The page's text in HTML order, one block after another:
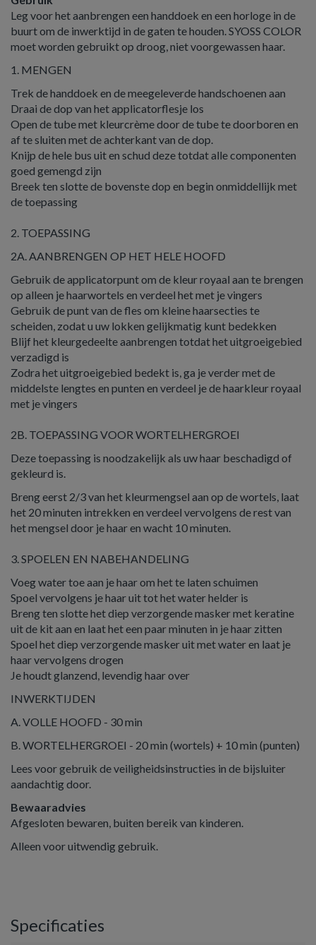
Leg voor het aanbrengen een handdoek en een horloge in de
buurt om de inwerktijd in de gaten te houden. SYOSS COLOR
moet worden gebruikt op droog, niet voorgewassen haar.
1. MENGEN
Trek de handdoek en de meegeleverde handschoenen aan
Draai de dop van het applicatorflesje los
Open de tube met kleurcrème door de tube te doorboren en
af ​​te sluiten met de achterkant van de dop.
Knijp de hele bus uit en schud deze totdat alle componenten
goed gemengd zijn
Breek ten slotte de bovenste dop en begin onmiddellijk met
de toepassing
2. TOEPASSING
2A. AANBRENGEN OP HET HELE HOOFD
Gebruik de applicatorpunt om de kleur royaal aan te brengen
op alleen je haarwortels en verdeel het met je vingers
Gebruik de punt van de fles om kleine haarsecties te
scheiden, zodat u uw lokken gelijkmatig kunt bedekken
Blijf het kleurgedeelte aanbrengen totdat het uitgroeigebied
verzadigd is
Zodra het uitgroeigebied bedekt is, ga je verder met de
middelste lengtes en punten en verdeel je de haarkleur royaal
met je vingers
2B. TOEPASSING VOOR WORTELHERGROEI
Deze toepassing is noodzakelijk als uw haar beschadigd of
gekleurd is.
Breng eerst 2/3 van het kleurmengsel aan op de wortels, laat
het 20 minuten intrekken en verdeel vervolgens de rest van
het mengsel door je haar en wacht 10 minuten.
3. SPOELEN EN NABEHANDELING
Voeg water toe aan je haar om het te laten schuimen
Spoel vervolgens je haar uit tot het water helder is
Breng ten slotte het diep verzorgende masker met keratine
uit de kit aan en laat het een paar minuten in je haar zitten
Spoel het diep verzorgende masker uit met water en laat je
haar vervolgens drogen
Je houdt glanzend, levendig haar over
INWERKTIJDEN
A. VOLLE HOOFD - 30 min
B. WORTELHERGROEI - 20 min (wortels) + 10 min (punten)
Lees voor gebruik de veiligheidsinstructies in de bijsluiter
aandachtig door.
Bewaaradvies
Afgesloten bewaren, buiten bereik van kinderen.
Alleen voor uitwendig gebruik.
Specificaties